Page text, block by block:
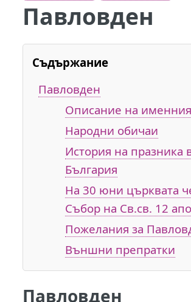
Павловден
Съдържание
Павловден
Описание на
Народни обичаи
История на празника
България
На 30 юни църквата
Събор на Св.св. 12
Пожелания за
Външни препратки
Павловден